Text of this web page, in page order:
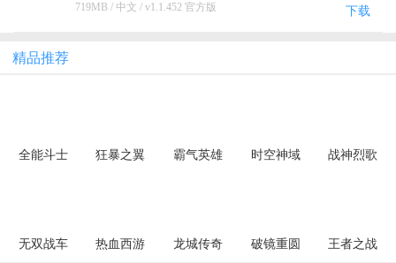
719MB / 中文 / v1.1.452 官方版 下载
精品推荐
全能斗士
狂暴之翼
霸气英雄
时空神域
战神烈歌
无双战车
热血西游
龙城传奇
破镜重圆
王者之战